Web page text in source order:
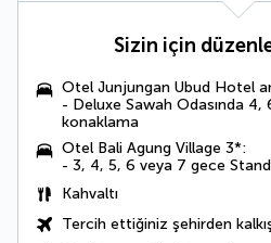
Sizin için
Otel Junjungan Ubud Hotel
- Deluxe Sawah Odasında 4,
konaklama
Otel Bali Agung Village 3*:
- 3, 4, 5, 6 veya 7 gece
Kahvaltı
Tercih ettiğiniz şehirden